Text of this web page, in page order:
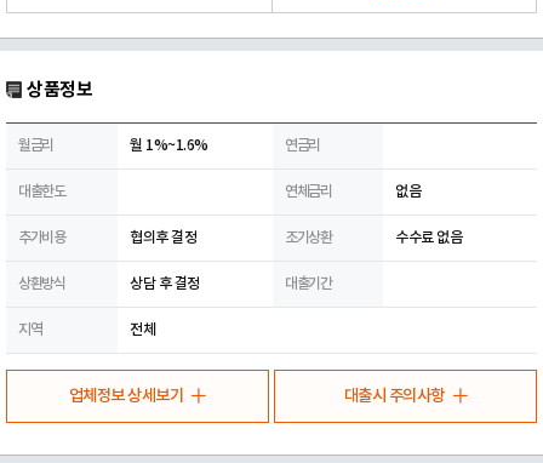
상품정보
월금리 월 1%~1.6% 연금리
대출한도 연체금리 없음
추가비용 협의후 결정 조기상환 수수료 없음
상환방식 상담 후 결정 대출기간
지역 전체
업체정보 상세보기 대출시 주의사항